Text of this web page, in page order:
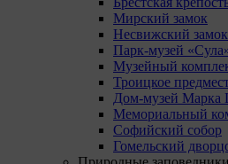
Мирский замок
Несвижский замок
Парк-музей
Музейный
Троицкое
Дом-музей Марка
Мемориальный
Софийский собор
Гомельский